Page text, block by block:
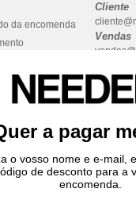
da encomenda
Cliente
Vendas
a pagar
o vosso nome e e-mail,
de desconto para a
encomenda.